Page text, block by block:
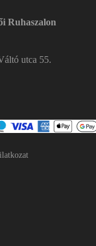
Ruhaszalon
utca 55.